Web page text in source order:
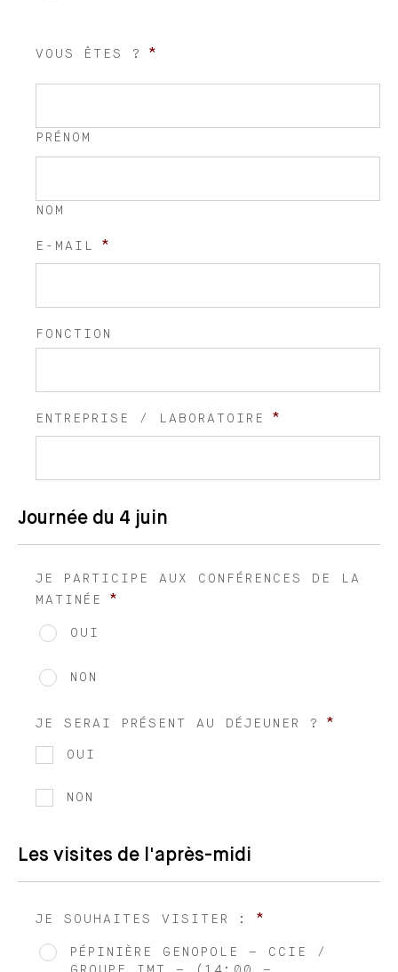
VOUS ÊTES ? *
PRÉNOM
NOM
E-MAIL *
FONCTION
ENTREPRISE / LABORATOIRE *
Journée du 4 juin
JE PARTICIPE AUX CONFÉRENCES DE LA
MATINÉE
*
OUI
NON
JE SERAI PRÉSENT AU DÉJEUNER ? *
OUI
NON
Les visites de l'après-midi
JE SOUHAITES VISITER : *
PÉPINIÈRE GENOPOLE – CCIE /